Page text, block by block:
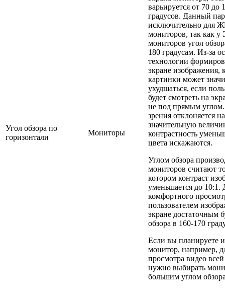
Угол обзора по
горизонтали
Мониторы
варьируется от 70 до
градусов. Данный
исключительно для
мониторов, так как
мониторов угол
180 градусам. Из-за
технологии
экране изображения,
картинки может
ухудшаться, если
будет смотреть на
не под прямым
зрения отклоняется на
значительную
контрастность
цвета искажаются.
Углом обзора
мониторов считают
котором контраст
уменьшается до 10:1.
комфортного
пользователем
экране достаточным
обзора в 160-170
Если вы планируете
монитор, например,
просмотра видео
нужно выбирать
большим углом